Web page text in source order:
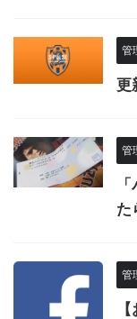
管
更
管
た
管